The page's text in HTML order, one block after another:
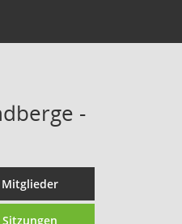
-
Mitglieder
Sitzungen